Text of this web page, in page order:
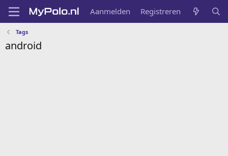
Aanmelden Registreren
Tags
android